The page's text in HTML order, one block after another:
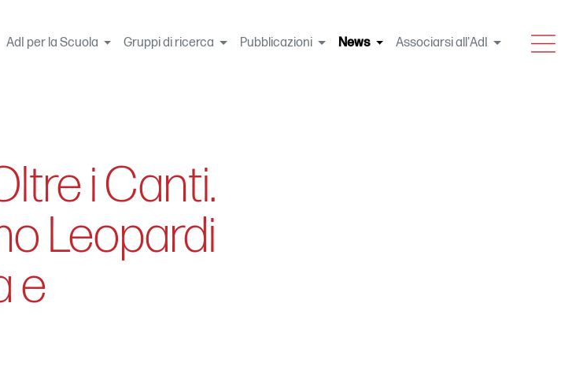
AdI per la Scuola Gruppi di ricerca Pubblicazioni News (current)
Associarsi all'AdI MENU
i Canti.
Leopardi
e